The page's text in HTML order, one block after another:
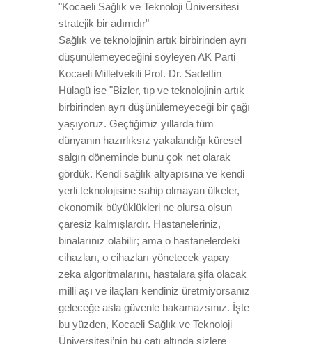
"Kocaeli Sağlık ve Teknoloji Üniversitesi
stratejik bir adımdır"
Sağlık ve teknolojinin artık birbirinden ayrı
düşünülemeyeceğini söyleyen AK Parti
Kocaeli Milletvekili Prof. Dr. Sadettin
Hülagü ise "Bizler, tıp ve teknolojinin artık
birbirinden ayrı düşünülemeyeceği bir çağı
yaşıyoruz. Geçtiğimiz yıllarda tüm
dünyanın hazırlıksız yakalandığı küresel
salgın döneminde bunu çok net olarak
gördük. Kendi sağlık altyapısına ve kendi
yerli teknolojisine sahip olmayan ülkeler,
ekonomik büyüklükleri ne olursa olsun
çaresiz kalmışlardır. Hastaneleriniz,
binalarınız olabilir; ama o hastanelerdeki
cihazları, o cihazları yönetecek yapay
zeka algoritmalarını, hastalara şifa olacak
milli aşı ve ilaçları kendiniz üretmiyorsanız
geleceğe asla güvenle bakamazsınız. İşte
bu yüzden, Kocaeli Sağlık ve Teknoloji
Üniversitesi’nin bu çatı altında sizlere